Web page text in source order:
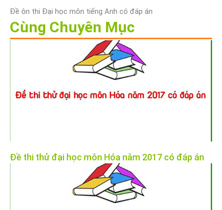
Đề ôn thi Đại học môn tiếng Anh có đáp án
Cùng Chuyên Mục
Đề thi thử đại học môn Hóa năm 2017 có đáp án